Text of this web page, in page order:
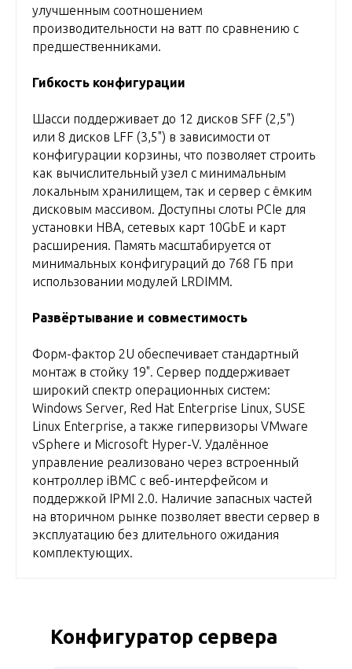
улучшенным соотношением
производительности на ватт по сравнению с
предшественниками.
Гибкость конфигурации
Шасси поддерживает до 12 дисков SFF (2,5")
или 8 дисков LFF (3,5") в зависимости от
конфигурации корзины, что позволяет строить
как вычислительный узел с минимальным
локальным хранилищем, так и сервер с ёмким
дисковым массивом. Доступны слоты PCIe для
установки HBA, сетевых карт 10GbE и карт
расширения. Память масштабируется от
минимальных конфигураций до 768 ГБ при
использовании модулей LRDIMM.
Развёртывание и совместимость
Форм-фактор 2U обеспечивает стандартный
монтаж в стойку 19". Сервер поддерживает
широкий спектр операционных систем:
Windows Server, Red Hat Enterprise Linux, SUSE
Linux Enterprise, а также гипервизоры VMware
vSphere и Microsoft Hyper-V. Удалённое
управление реализовано через встроенный
контроллер iBMC с веб-интерфейсом и
поддержкой IPMI 2.0. Наличие запасных частей
на вторичном рынке позволяет ввести сервер в
эксплуатацию без длительного ожидания
комплектующих.
Конфигуратор сервера